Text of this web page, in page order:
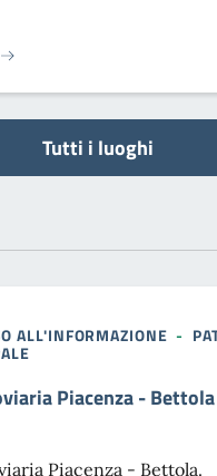
Tutti i luoghi
ALL'INFORMAZIONE -
Piacenza - Bettola
Piacenza - Bettola.